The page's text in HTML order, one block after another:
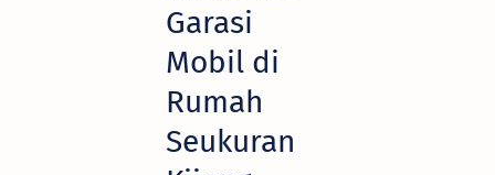
Garasi
Mobil di
Rumah
Seukuran